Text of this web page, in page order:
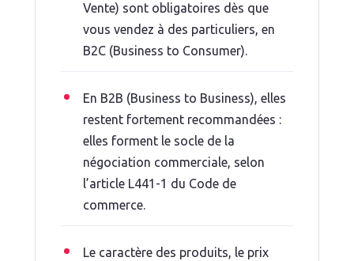
Vente) sont obligatoires dès que
vous vendez à des particuliers, en
B2C (Business to Consumer).
En B2B (Business to Business), elles
restent fortement recommandées :
elles forment le socle de la
négociation commerciale, selon
l’article L441-1 du Code de
commerce.
Le caractère des produits, le prix